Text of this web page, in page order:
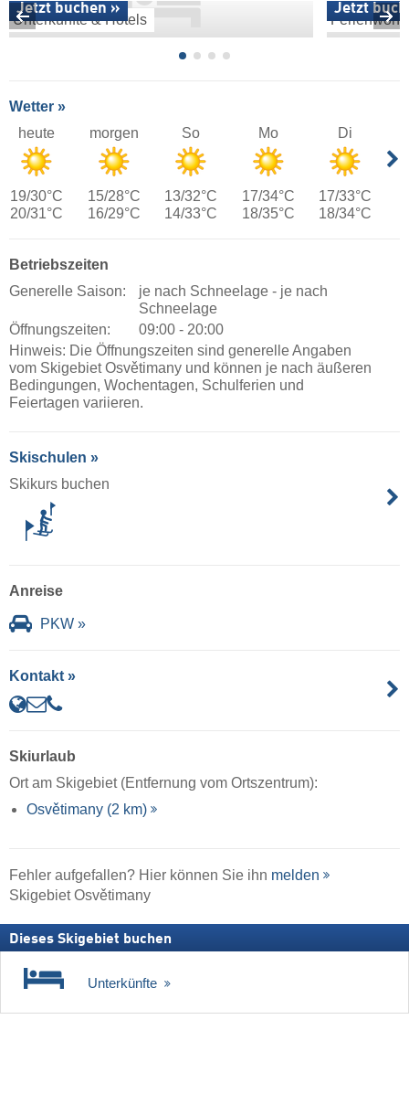
Unterkünfte & Hotels
Jetzt buchen » Jetzt
Wetter »
heute
19/30°C
20/31°C
morgen
15/28°C
16/29°C
So
13/32°C
14/33°C
Mo
17/34°C
18/35°C
Di
17/33°C
18/34°C
Betriebszeiten
Generelle Saison:
je nach Schneelage - je nach
Schneelage
Öffnungszeiten:
09:00 - 20:00
Hinweis: Die Öffnungszeiten sind generelle Angaben
vom Skigebiet Osvětimany und können je nach äußeren
Bedingungen, Wochentagen, Schulferien und
Feiertagen variieren.
Skischulen »
Skikurs buchen
Anreise
PKW »
Kontakt »
Skiurlaub
Ort am Skigebiet (Entfernung vom Ortszentrum):
Osvětimany (2 km)
Fehler aufgefallen? Hier können Sie ihn melden
Skigebiet Osvětimany
Dieses Skigebiet buchen
Unterkünfte